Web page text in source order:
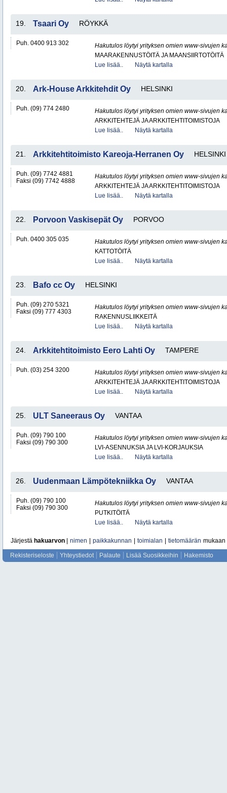
19. Tsaari Oy RÖYKKÄ
Puh. 0400 913 302
Hakutulos löytyi yrityksen omien www-sivujen
MAARAKENNUSTÖITÄ JA MAANSIIRTOTÖITÄ
Lue lisää..
Näytä kartalla
20. Ark-House Arkkitehdit Oy HELSINKI
Puh. (09) 774 2480
Hakutulos löytyi yrityksen omien www-sivujen
ARKKITEHTEJÄ JA ARKKITEHTITOIMISTOJA
Lue lisää..
Näytä kartalla
21. Arkkitehtitoimisto Kareoja-Herranen Oy HELSINKI
Puh. (09) 7742 4881
Faksi (09) 7742 4888
Hakutulos löytyi yrityksen omien www-sivujen
ARKKITEHTEJÄ JA ARKKITEHTITOIMISTOJA
Lue lisää..
Näytä kartalla
22. Porvoon Vaskisepät Oy PORVOO
Puh. 0400 305 035
Hakutulos löytyi yrityksen omien www-sivujen
KATTOTÖITÄ
Lue lisää..
Näytä kartalla
23. Bafo cc Oy HELSINKI
Puh. (09) 270 5321
Faksi (09) 777 4303
Hakutulos löytyi yrityksen omien www-sivujen
RAKENNUSLIIKKEITÄ
Lue lisää..
Näytä kartalla
24. Arkkitehtitoimisto Eero Lahti Oy TAMPERE
Puh. (03) 254 3200
Hakutulos löytyi yrityksen omien www-sivujen
ARKKITEHTEJÄ JA ARKKITEHTITOIMISTOJA
Lue lisää..
Näytä kartalla
25. ULT Saneeraus Oy VANTAA
Puh. (09) 790 100
Faksi (09) 790 300
Hakutulos löytyi yrityksen omien www-sivujen
LVI-ASENNUKSIA JA LVI-KORJAUKSIA
Lue lisää..
Näytä kartalla
26. Uudenmaan Lämpötekniikka Oy VANTAA
Puh. (09) 790 100
Faksi (09) 790 300
Hakutulos löytyi yrityksen omien www-sivujen
PUTKITÖITÄ
Lue lisää..
Näytä kartalla
Järjestä hakuarvon nimen paikkakunnan toimialan tietomäärän mukaan
Rekisteriseloste Yhteystiedot Palaute Lisää Suosikkeihin Hakemisto